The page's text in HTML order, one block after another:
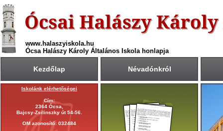
www.halaszyiskola.hu
Ócsa Halászy Károly Általános Iskola honlapja
Kezdőlap Névadónkról
Iskolánk elérhetőségei
Cím:
2364 Ócsa,
Bajcsy-Zsilinszky út 54-56.
OM azonosító: 032484
Első tanítási nap:
2025. szeptember 1. (hétfő)
Utolsó tanítási nap:
2026. június 19. (péntek)